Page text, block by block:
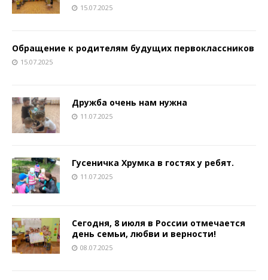
15.07.2025
Обращение к родителям будущих первоклассников
15.07.2025
Дружба очень нам нужна
11.07.2025
Гусеничка Хрумка в гостях у ребят.
11.07.2025
Сегодня, 8 июля в России отмечается
день семьи, любви и верности!
08.07.2025